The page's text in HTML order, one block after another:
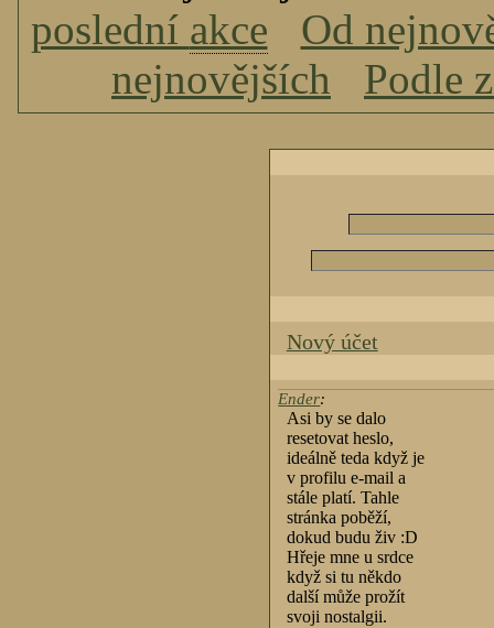
poslední akce
Od
nejnovějších
Podle
Nový účet
Ender:
Asi by se dalo
resetovat heslo,
ideálně teda když je
v profilu e-mail a
stále platí. Tahle
stránka poběží,
dokud budu živ :D
Hřeje mne u srdce
když si tu někdo
další může prožít
svoji nostalgii.